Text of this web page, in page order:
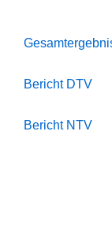
Bericht DTV
Bericht NTV